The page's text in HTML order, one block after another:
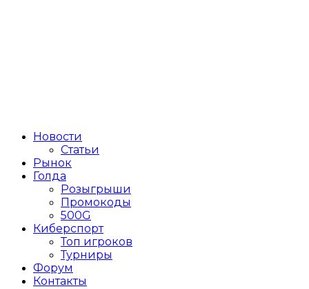
Новости
Статьи
Рынок
Голда
Розыгрыши
Промокоды
500G
Киберспорт
Топ игроков
Турниры
Форум
Контакты